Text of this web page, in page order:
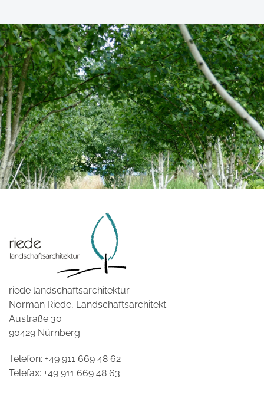
riede landschaftsarchitektur
Norman Riede, Landschaftsarchitekt
Austraße 30
90429 Nürnberg
Telefon: +49 911 669 48 62
Telefax: +49 911 669 48 63